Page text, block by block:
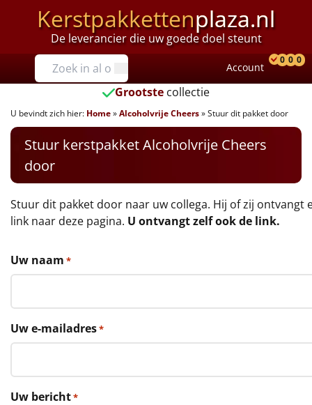
Kerstpakkettenplaza.nl
De leverancier die uw goede doel steunt
Prijzen
Tot €25
€25 tot €35
€35 tot €40
€40 tot €45
€45 tot €50
Account
0 0 0
Grootste collectie
U bevindt zich hier: Home»Alcoholvrije Cheers»Stuur dit pakket door
Stuur kerstpakket Alcoholvrije Cheers
door
Stuur dit pakket door naar uw collega. Hij of zij ontvangt
link naar deze pagina. U ontvangt zelf ook de link.
Uw naam *
Uw e-mailadres*
Uw bericht*